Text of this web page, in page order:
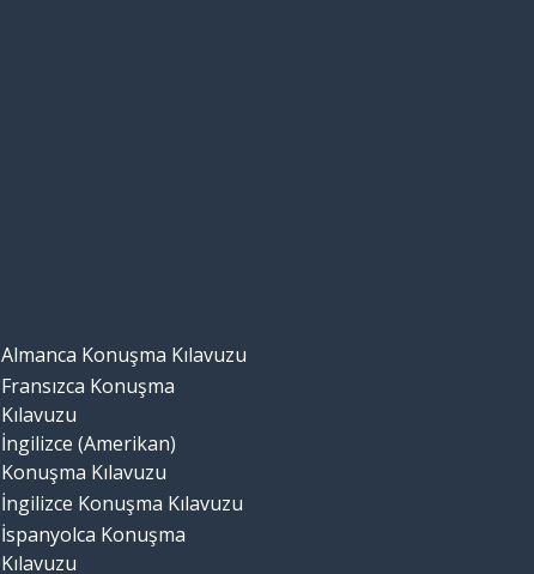
Almanca Konuşma Kılavuzu
Fransızca Konuşma
Kılavuzu
İngilizce (Amerikan)
Konuşma Kılavuzu
İngilizce Konuşma Kılavuzu
İspanyolca Konuşma
Kılavuzu